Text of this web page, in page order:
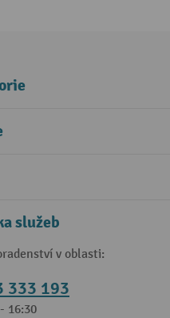
služeb
v oblasti:
333 193
16:30